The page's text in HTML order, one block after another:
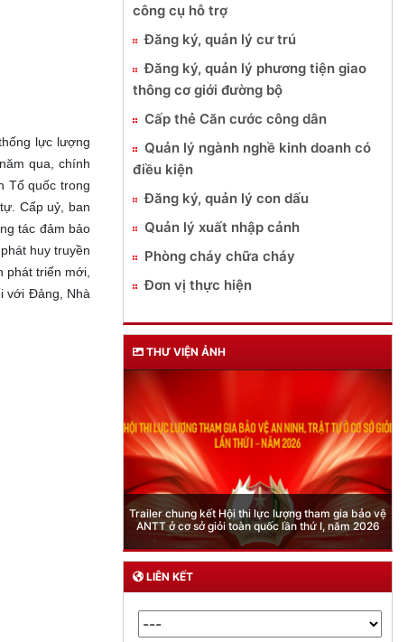
lực lượng
qua, chính
Tổ quốc trong
Cấp uỷ, ban
tác đảm bảo
huy truyền
phát triển mới,
với Đảng, Nhà
công cụ hỗ trợ
Đăng ký, quản lý cư trú
Đăng ký, quản lý phương tiện giao
thông cơ giới đường bộ
Cấp thẻ Căn cước công dân
Quản lý ngành nghề kinh doanh có
điều kiện
Đăng ký, quản lý con dấu
Quản lý xuất nhập cảnh
Phòng cháy chữa cháy
Đơn vị thực hiện
THƯ VIỆN ẢNH
Phòng Quản lý xuất nhập cảnh: Hướng dẫn những
quy định mới trong lĩnh vực xuất cảnh, nhập cảnh
của công dân việt nam từ ngày 01/7/2026
LIÊN KẾT